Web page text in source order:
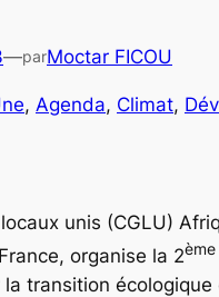
—parMoctar FICOU
, Agenda, Climat,
unis (CGLU)
organise la 2ème
transition